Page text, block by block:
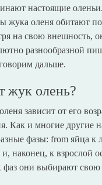
настоящие оленьи.
жука оленя обитают
на свою внешность,
разнообразной
дальше.
жук олень?
зависит от его
Как и многие другие
фазы: from яйца к
наконец, к взрослой
фаз они выбирают